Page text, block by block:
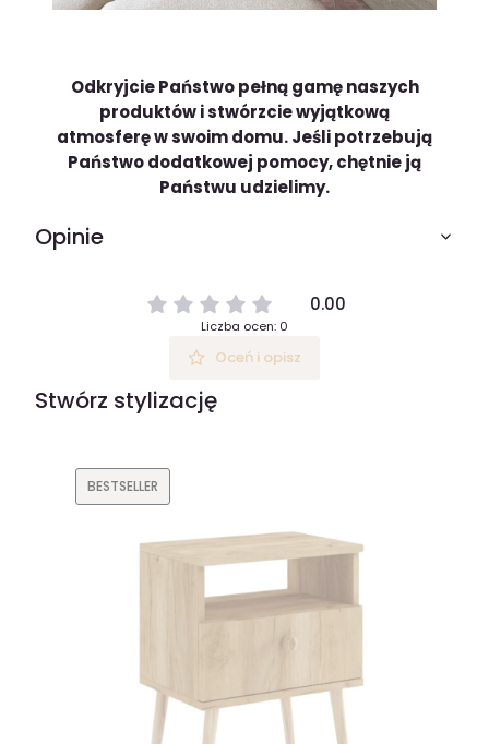
Odkryjcie Państwo pełną gamę naszych
produktów i stwórzcie wyjątkową
atmosferę w swoim domu.Jeśli potrzebują
Państwo dodatkowej pomocy, chętnie ją
Państwu udzielimy.
Opinie
0.00
Liczba ocen: 0
Oceń i opisz
Stwórz stylizację
BESTSELLER